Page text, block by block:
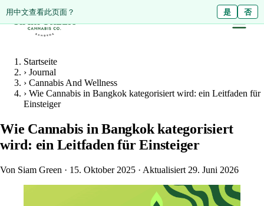
ดูหน้านี้เป็นภาษาไทย? ไม่ใช่
用中文查看此页面？ 是 否
Startseite
› Journal
› Cannabis And Wellness
› Wie Cannabis in Bangkok kategorisiert wird: ein Leitfaden für
Einsteiger
Wie Cannabis in Bangkok kategorisiert
wird: ein Leitfaden für Einsteiger
Von Siam Green · 15. Oktober 2025 · Aktualisiert 29. Juni 2026